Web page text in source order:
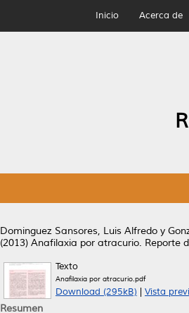
Inicio Acerca de
Dominguez Sansores, Luis Alfredo y
(2013) Anafilaxia por atracurio. Reporte
Texto
Anafilaxia por atracurio.pdf
Download (295kB) Vista
Resumen